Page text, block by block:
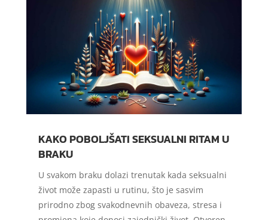
KAKO POBOLJŠATI SEKSUALNI RITAM U
BRAKU
U svakom braku dolazi trenutak kada seksualni
život može zapasti u rutinu, što je sasvim
prirodno zbog svakodnevnih obaveza, stresa i